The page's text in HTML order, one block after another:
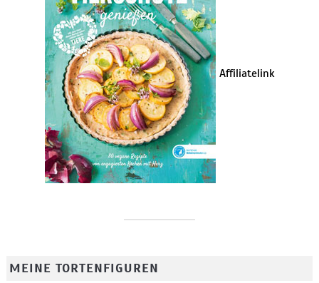
Affiliatelink
MEINE TORTENFIGUREN